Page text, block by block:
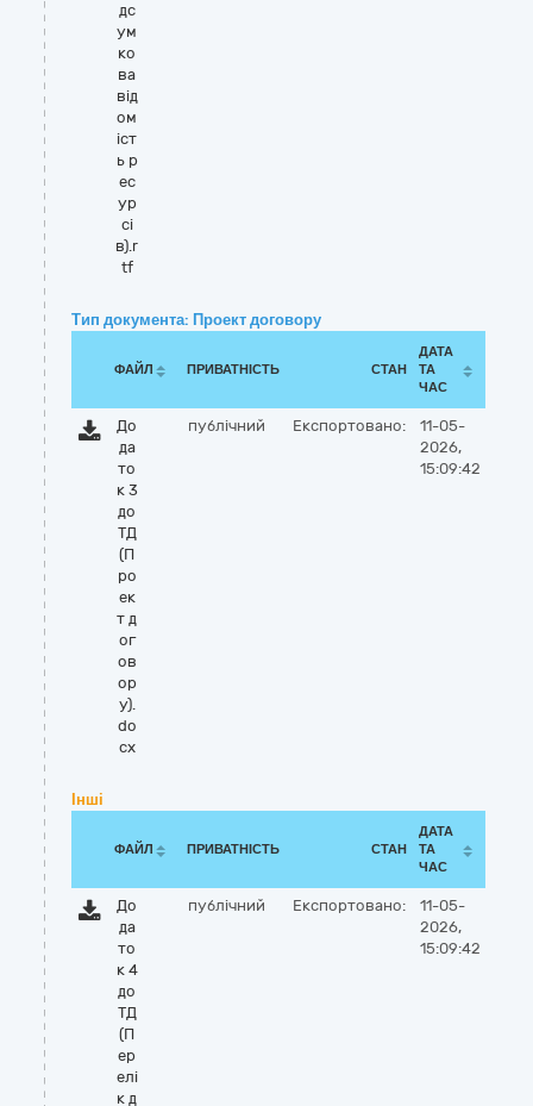
дс
ум
ко
ва
від
ом
іст
ь р
ес
ур
сі
в).r
tf
Тип документа: Проект договору
ФАЙЛ ПРИВАТНІСТЬ СТАН
ДАТА
ТА
ЧАС
До
да
то
к 3
до
ТД
(П
ро
ек
т д
ог
ов
ор
у).
do
cx
публічний Експортовано:
11-05-
2026,
15:09:42
Інші
ФАЙЛ ПРИВАТНІСТЬ СТАН
ДАТА
ТА
ЧАС
До
да
то
к 4
до
ТД
(П
ер
елі
к д
публічний Експортовано:
11-05-
2026,
15:09:42